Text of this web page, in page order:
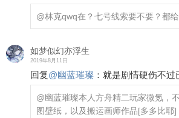
@林克qwq在？七号线索要不要？都
如梦似幻亦浮生
2019年8月11日
回复@幽蓝璀璨 ： 就是剧情硬伤不过
@幽蓝璀璨本人方舟精二玩家微氪，
图壁纸，以及搬运画师作品[多多比耶]